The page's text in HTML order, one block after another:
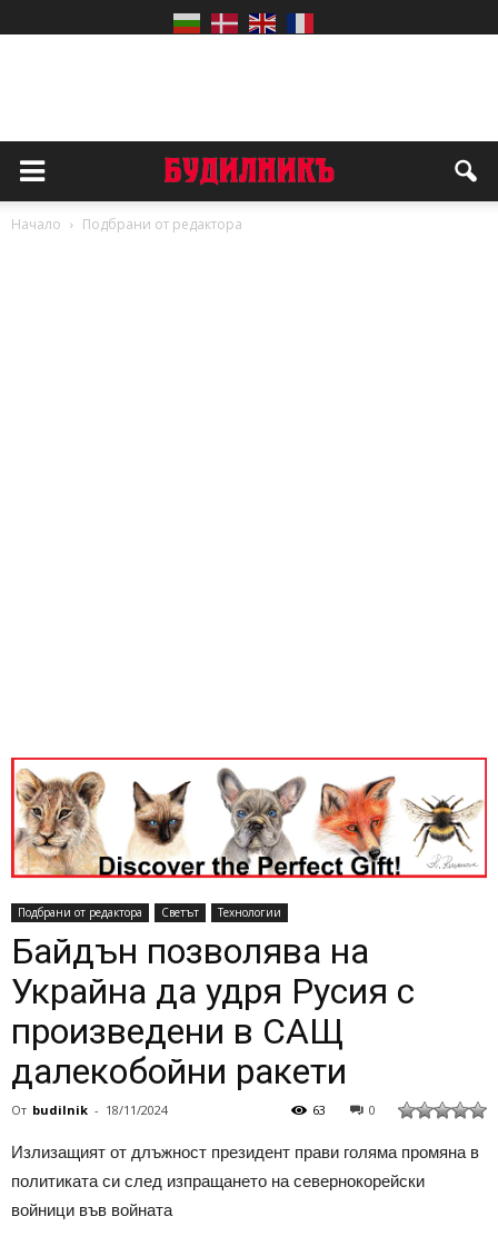
Начало Подбрани от редактора
Подбрани от редактора Светът Технологии
Байдън позволява на
Украйна да удря Русия с
произведени в САЩ
далекобойни ракети
От budilnik - 18/11/2024 0
63
Излизащият от длъжност президент прави голяма промяна в
политиката си след изпращането на севернокорейски
войници във войната